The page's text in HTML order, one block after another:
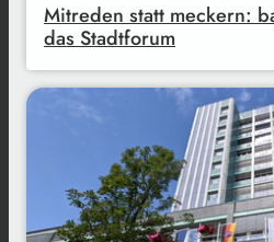
Mitreden statt meckern:
das Stadtforum